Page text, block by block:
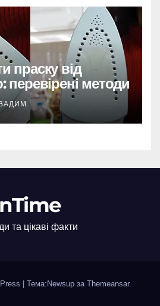
праску від
перевірені методи
ВАДИМ
та цікаві факти
Тема:Newsup за Themeansar.